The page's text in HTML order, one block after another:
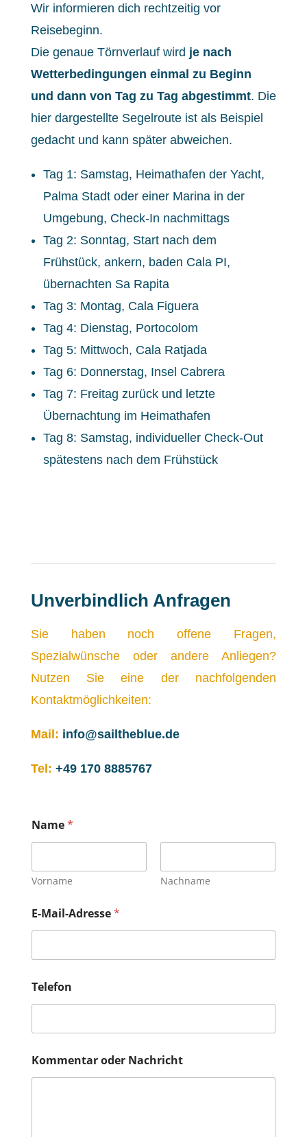
Wir informieren dich rechtzeitig vor
Reisebeginn.
Die genaue Törnverlauf wird je nach
Wetterbedingungen einmal zu Beginn
und dann von Tag zu Tag abgestimmt. Die
hier dargestellte Segelroute ist als Beispiel
gedacht und kann später abweichen.
Tag 1: Samstag, Heimathafen der Yacht,
Palma Stadt oder einer Marina in der
Umgebung, Check-In nachmittags
Tag 2: Sonntag, Start nach dem
Frühstück, ankern, baden Cala PI,
übernachten Sa Rapita
Tag 3: Montag, Cala Figuera
Tag 4: Dienstag, Portocolom
Tag 5: Mittwoch, Cala Ratjada
Tag 6: Donnerstag, Insel Cabrera
Tag 7: Freitag zurück und letzte
Übernachtung im Heimathafen
Tag 8: Samstag, individueller Check-Out
spätestens nach dem Frühstück
Unverbindlich Anfragen
Sie haben noch offene Fragen,
Spezialwünsche oder andere Anliegen?
Nutzen Sie eine der nachfolgenden
Kontaktmöglichkeiten:
Mail: info@sailtheblue.de
Tel: +49 170 8885767
Name*
Vorname Nachname
E-Mail-Adresse*
Telefon
Kommentar oder Nachricht